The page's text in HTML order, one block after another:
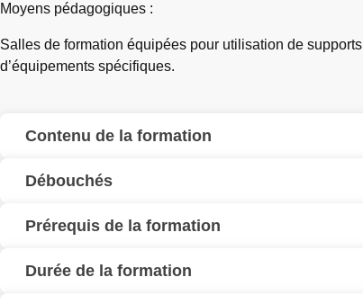
Moyens pédagogiques :
Salles de formation équipées pour utilisation de
d’équipements spécifiques.
Contenu de la formation
Débouchés
Prérequis de la formation
Durée de la formation